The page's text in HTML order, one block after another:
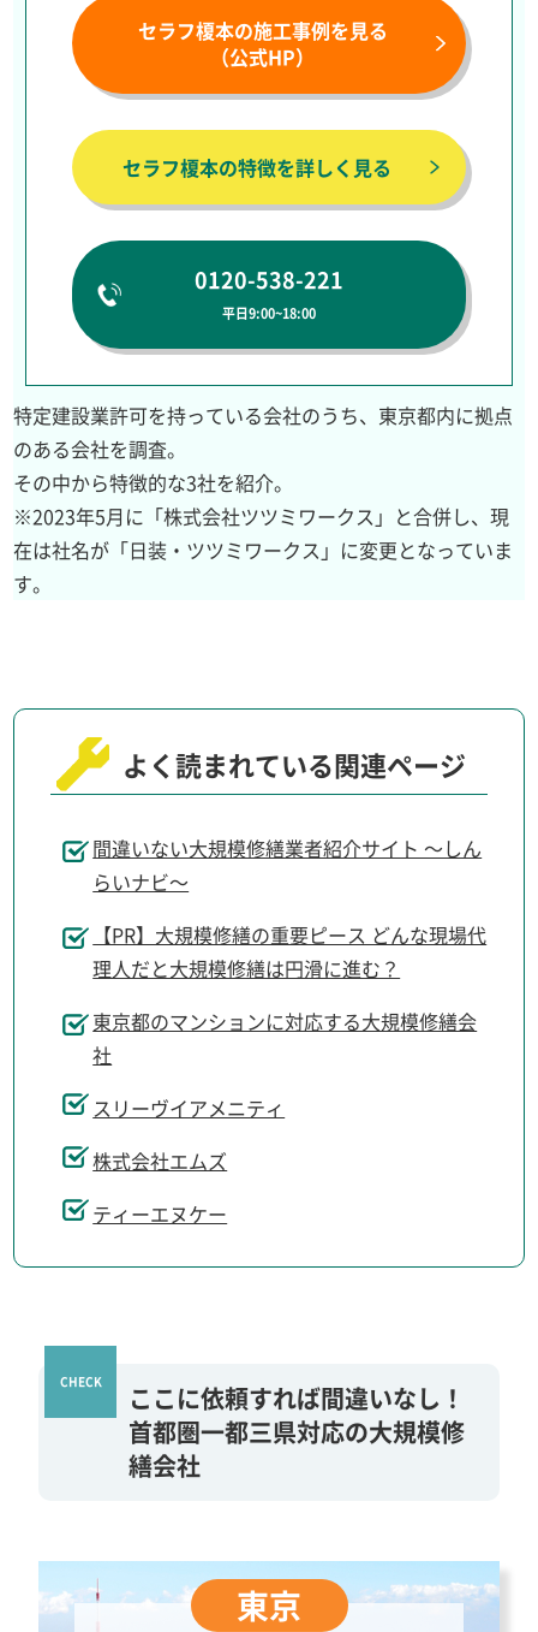
セラフ榎本の施工事例を見る
（公式HP）
セラフ榎本の特徴を詳しく見る
0120-538-221
平日9:00~18:00
特定建設業許可を持っている会社のうち、東京都内に拠点
のある会社を調査。
その中から特徴的な3社を紹介。
※2023年5月に「株式会社ツツミワークス」と合併し、現
在は社名が「日装・ツツミワークス」に変更となっていま
す。
よく読まれている関連ページ
間違いない大規模修繕業者紹介サイト ～しん
らいナビ～
【PR】大規模修繕の重要ピース どんな現場代
理人だと大規模修繕は円滑に進む？
東京都のマンションに対応する大規模修繕会
社
スリーヴイアメニティ
株式会社エムズ
ティーエヌケー
ここに依頼すれば間違いなし！
首都圏一都三県対応の大規模修
繕会社